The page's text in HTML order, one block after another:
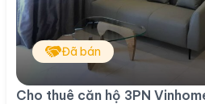
Đã bán
Cho thuê căn hộ 3PN